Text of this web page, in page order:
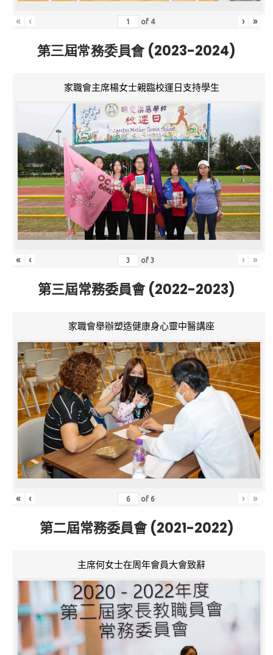
« ‹ of 4 › »
第三屆常務委員會 (2023-2024)
家職會主席楊女士親臨校運日支持學生
« ‹ of3 › »
第三屆常務委員會 (2022-2023)
家職會舉辦塑造健康身心靈中醫講座
« ‹ of 6 › »
第二屆常務委員會 (2021-2022)
主席何女士在周年會員大會致辭